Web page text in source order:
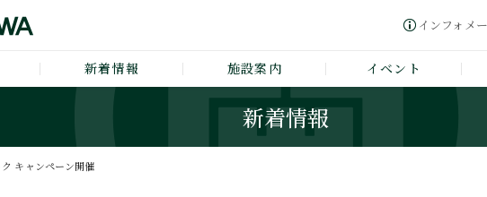
インフォメ
新着情報 施設案内 イベント
新着情報
キャンペーン開催